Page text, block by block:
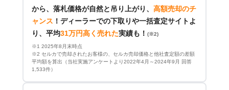
から、落札価格が自然と吊り上がり、 高額売却のチ
ャンス ！ ディーラーでの下取りや一括査定サイトよ
り、平均31万円高く売れた実績も！ (※2)
※1 2025年8月末時点
※2 セルカで売却されたお客様の、セルカ売却価格と他社査定額の差額
平均額を算出（当社実施アンケートより2022年4月～2024年9月 回答
1,533件）